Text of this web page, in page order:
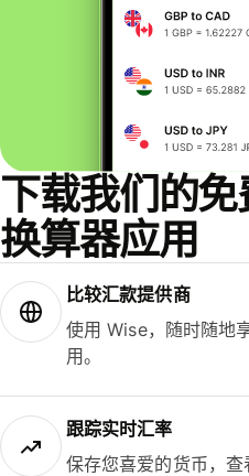
下载我们的
换算器应用
比较汇款提供商
使用 Wise，随时随地
用。
跟踪实时汇率
保存您喜爱的货币，查